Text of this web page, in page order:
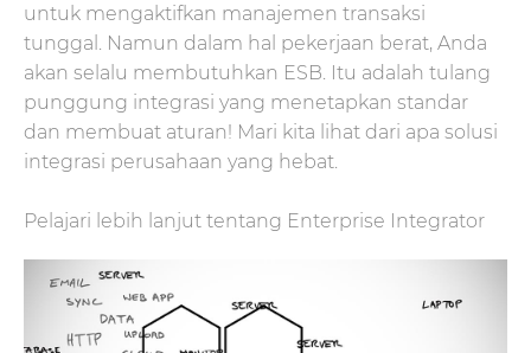
untuk mengaktifkan manajemen transaksi
tunggal. Namun dalam hal pekerjaan berat, Anda
akan selalu membutuhkan ESB. Itu adalah tulang
punggung integrasi yang menetapkan standar
dan membuat aturan! Mari kita lihat dari apa solusi
integrasi perusahaan yang hebat.
Pelajari lebih lanjut tentang Enterprise Integrator